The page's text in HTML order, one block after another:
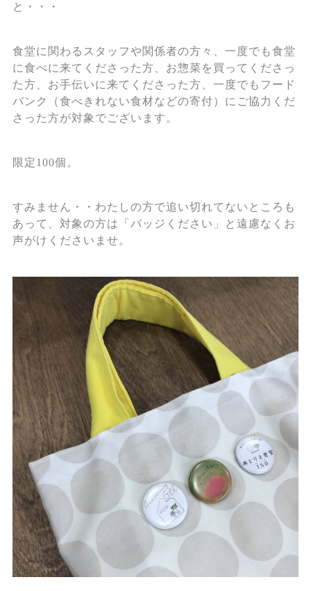
と・・・
食堂に関わるスタッフや関係者の方々、一度でも食堂
に食べに来てくださった方、お惣菜を買ってくださっ
た方、お手伝いに来てくださった方、一度でもフード
バンク（食べきれない食材などの寄付）にご協力くだ
さった方が対象でございます。
限定100個。
すみません・・わたしの方で追い切れてないところも
あって、対象の方は「バッジください」と遠慮なくお
声がけくださいませ。